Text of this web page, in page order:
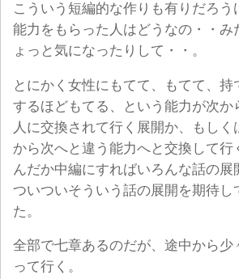
こういう短編的な作りも有りだろう
能力をもらった人はどうなの・・み
ょっと気になったりして・・。
とにかく女性にもてて、もてて、持
するほどもてる、という能力が次か
人に交換されて行く展開か、もしく
から次へと違う能力へと交換して行
んだか中編にすればいろんな話の展
ついついそういう話の展開を期待し
た。
全部で七章あるのだが、途中から少
って行く。